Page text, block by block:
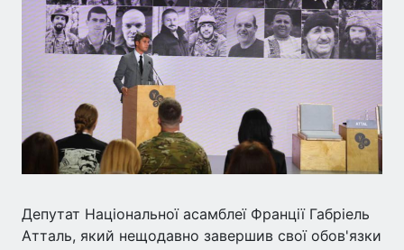
Депутат Національної асамблеї Франції Габріель
Атталь, який нещодавно завершив свої обов'язки